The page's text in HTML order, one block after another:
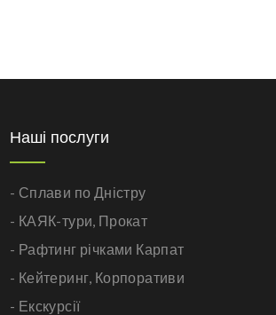
Наші послуги
- Сплави по Дністру
- КАЯК-тури, Прокат
- Рафтинг річками Карпат
- Кейтеринг, Корпоративи
- Екскурсії